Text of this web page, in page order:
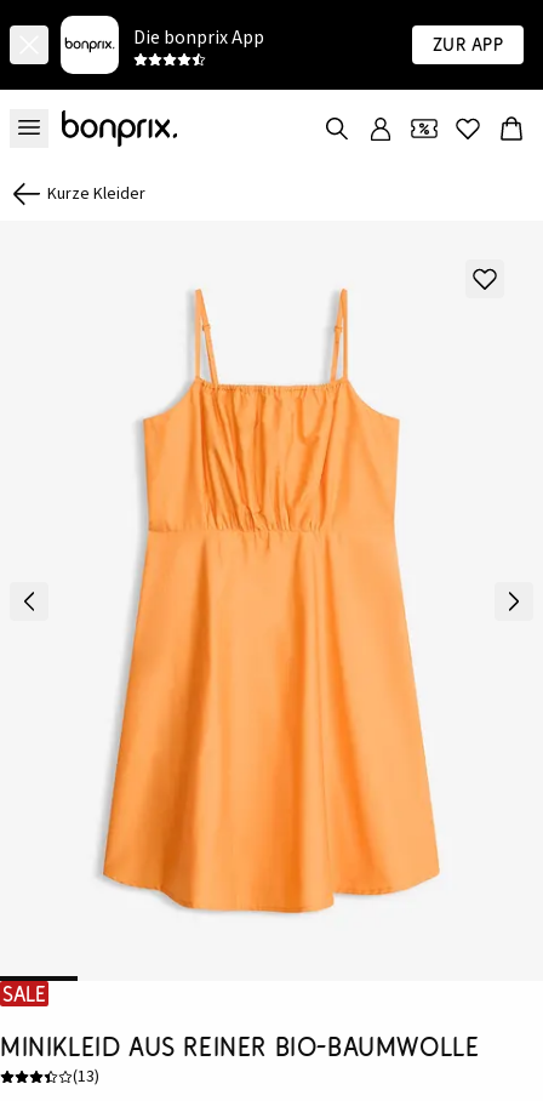
Die bonprix App Zur App
Kurze Kleider
SALE
Minikleid aus reiner Bio-Baumwolle
(13)